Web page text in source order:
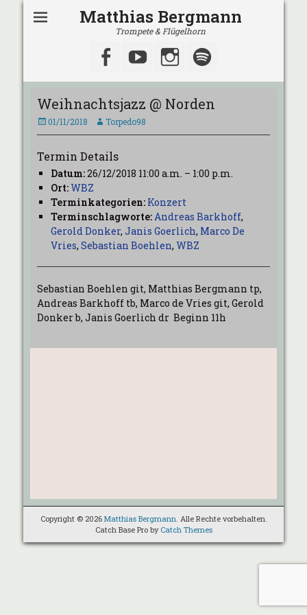
Matthias Bergmann
Trompete & Flügelhorn
Facebook
YouTubeInstagram
Weihnachtsjazz @ Norden
Veröffentlicht
am
01/11/2018 AutorTorpedo98
Termin Details
Datum:26/12/2018 11:00 a.m. – 1:00 p.m.
Ort:WBZ
Terminkategorien: Konzert
Terminschlagworte:Andreas Barkhoff,
Gerold Donker, Janis Goerlich, Marco De
Vries, Sebastian Boehlen, WBZ
Sebastian Boehlen git, Matthias Bergmann tp,
Andreas Barkhoff tb, Marco de Vries git, Gerold
Donker b, Janis Goerlich dr Beginn 11h
Copyright © 2026 Matthias Bergmann. Alle Rechte vorbehalten.
Catch Base Pro by Catch Themes